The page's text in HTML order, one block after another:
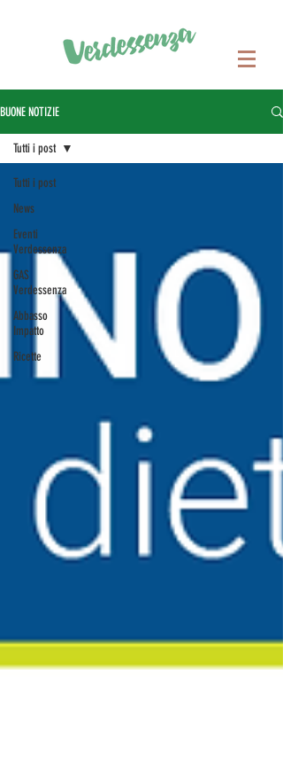
BUONE NOTIZIE
Tutti i post
News
Eventi
Verdessenza
GAS
Verdessenza
Abbasso
Impatto
Ricette
Tutti i post